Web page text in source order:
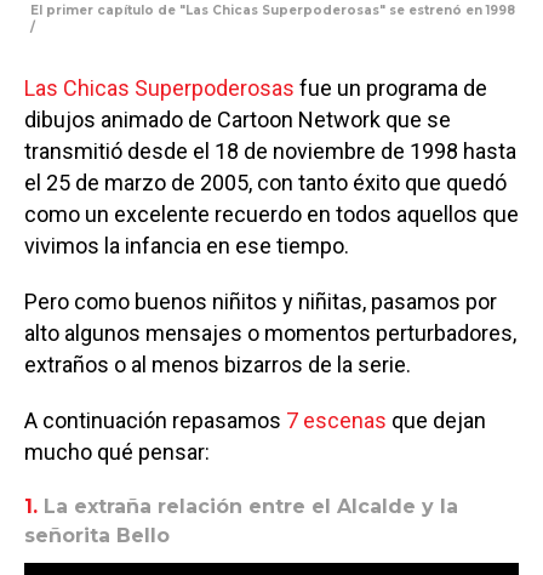
El primer capítulo de "Las Chicas Superpoderosas" se estrenó en 1998
/
Las Chicas Superpoderosas fue un programa de
dibujos animado de Cartoon Network que se
transmitió desde el 18 de noviembre de 1998 hasta
el 25 de marzo de 2005, con tanto éxito que quedó
como un excelente recuerdo en todos aquellos que
vivimos la infancia en ese tiempo.
Pero como buenos niñitos y niñitas, pasamos por
alto algunos mensajes o momentos perturbadores,
extraños o al menos bizarros de la serie.
A continuación repasamos 7 escenas que dejan
mucho qué pensar:
1. La extraña relación entre el Alcalde y la
señorita Bello